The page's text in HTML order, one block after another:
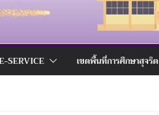
SERVICE เขตพื้นที่การศึกษาสุจริต